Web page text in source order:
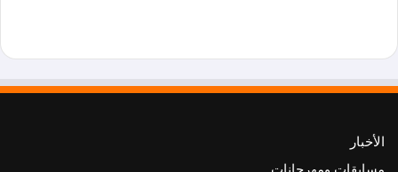
الأخبار